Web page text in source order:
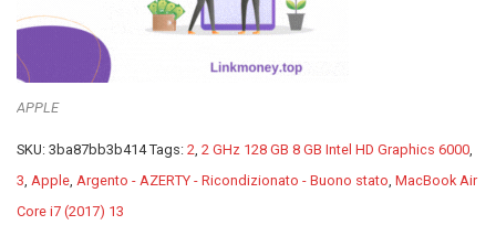
APPLE
SKU: 3ba87bb3b414 Tags: 2, 2 GHz 128 GB 8 GB Intel HD Graphics 6000,
3, Apple, Argento - AZERTY - Ricondizionato - Buono stato, MacBook Air
Core i7 (2017) 13